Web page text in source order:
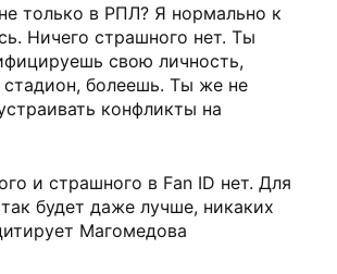
только в РПЛ? Я нормально к
Ничего страшного нет. Ты
свою личность,
болеешь. Ты же не
конфликты на
и страшного в Fan ID нет. Для
будет даже лучше, никаких
Магомедова